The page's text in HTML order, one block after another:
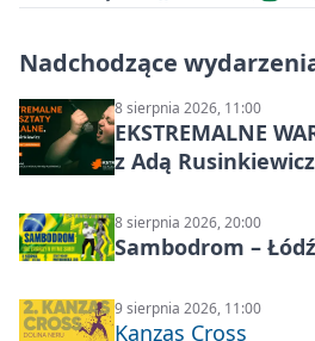
Nadchodzące
8 sierpnia 2026, 11:00
EKSTREMALNE
z Adą
8 sierpnia 2026, 20:00
Sambodrom –
9 sierpnia 2026, 11:00
Kanzas Cross